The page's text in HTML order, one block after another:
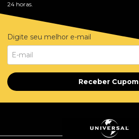
24 horas.
Digite seu melhor e-mail
Receber Cupom